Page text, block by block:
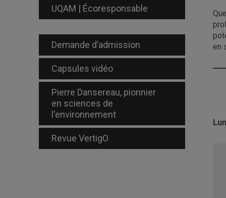
UQAM | Écoresponsable
Demande d’admission
Capsules vidéo
Pierre Dansereau, pionnier
en sciences de
l'environnement
Revue VertigO
en